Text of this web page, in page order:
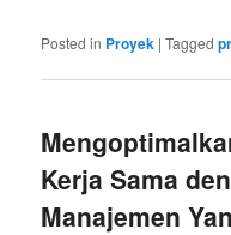
Posted in Proyek |Tagged
Kerja Sama
Manajemen